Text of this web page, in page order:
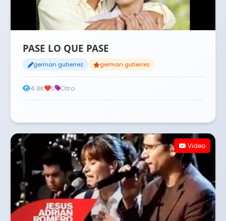
PASE LO QUE PASE
german gutierrez german gutierrez
4.8K 0 Otro
Video